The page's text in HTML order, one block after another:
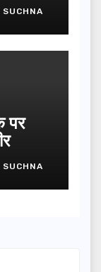
SUCHNA
पर
SUCHNA